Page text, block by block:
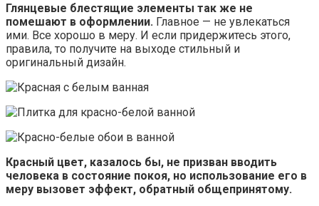
Глянцевые блестящие элементы так же не
помешают в оформлении. Главное — не увлекаться
ими. Все хорошо в меру. И если придержитесь этого,
правила, то получите на выходе стильный и
оригинальный дизайн.
Красный цвет, казалось бы, не призван вводить
человека в состояние покоя, но использование его в
меру вызовет эффект, обратный общепринятому.